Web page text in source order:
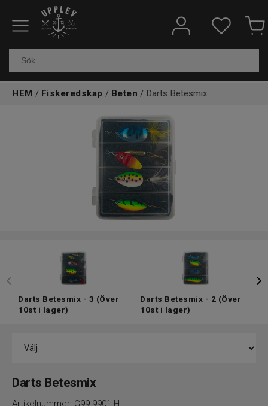
Fiskeredskap
HEM / Fiskeredskap / Beten / Darts Betesmix
Darts Betesmix - 3 (Över
10st i lager)
Darts Betesmix - 2 (Över
10st i lager)
Darts Betesmix
Artikelnummer: G99-9901-H